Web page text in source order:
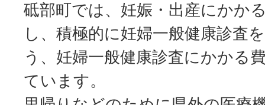
砥部町では、妊娠・出産にかか
し、積極的に妊婦一般健康診査
う、妊婦一般健康診査にかかる
ています。